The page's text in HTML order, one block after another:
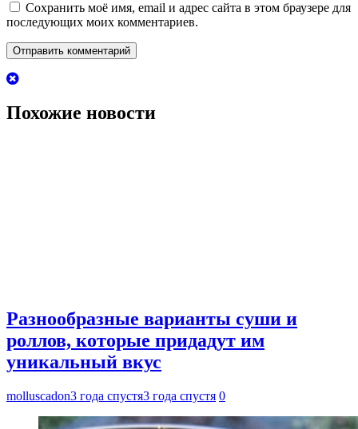
Сохранить моё имя, email и адрес сайта в этом браузере для
последующих моих комментариев.
Похожие новости
Разнообразные варианты суши и
роллов, которые придадут им
уникальный вкус
molluscadon3 года спустя3 года спустя 0